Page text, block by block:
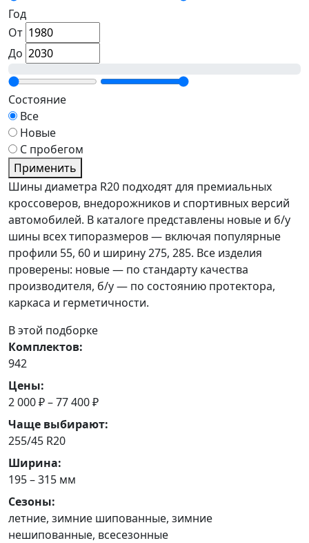
Год
От
До
Состояние
Все
Новые
С пробегом
Применить
Шины диаметра R20 подходят для премиальных
кроссоверов, внедорожников и спортивных версий
автомобилей. В каталоге представлены новые и б/у
шины всех типоразмеров — включая популярные
профили 55, 60 и ширину 275, 285. Все изделия
проверены: новые — по стандарту качества
производителя, б/у — по состоянию протектора,
каркаса и герметичности.
В этой подборке
Комплектов:
942
Цены:
2 000 ₽ – 77 400 ₽
Чаще выбирают:
255/45 R20
Ширина:
195 – 315 мм
Сезоны:
летние, зимние шипованные, зимние
нешипованные, всесезонные